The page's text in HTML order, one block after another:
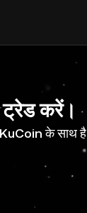
ट्रेड करें।
KuCoin के साथ है